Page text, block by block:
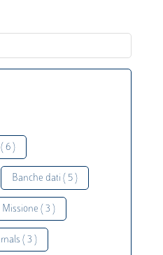
6 )
Banche dati ( 5 )
Missione ( 3 )
( 3 )